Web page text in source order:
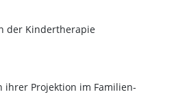
der Kindertherapie
ihrer Projektion im Familien-